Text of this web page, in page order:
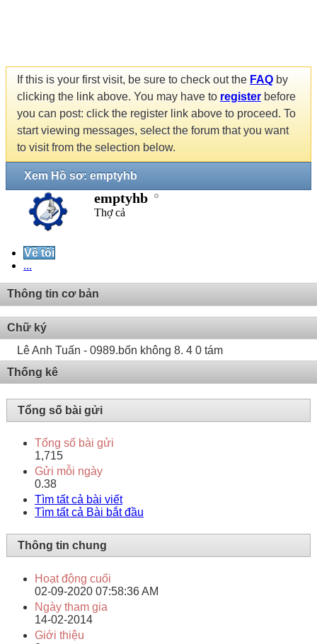
If this is your first visit, be sure to check out the FAQ by
clicking the link above. You may have to register before
you can post: click the register link above to proceed. To
start viewing messages, select the forum that you want
to visit from the selection below.
Xem Hồ sơ: emptyhb
emptyhb
Thợ cả
Về tôi
...
Thông tin cơ bản
Chữ ký
Lê Anh Tuấn - 0989.bốn không 8. 4 0 tám
Thống kê
Tổng số bài gửi
Tổng số bài gửi
1,715
Gửi mỗi ngày
0.38
Tìm tất cả bài viết
Tìm tất cả Bài bắt đầu
Thông tin chung
Hoạt động cuối
02-09-2020 07:58:36 AM
Ngày tham gia
14-02-2014
Giới thiệu